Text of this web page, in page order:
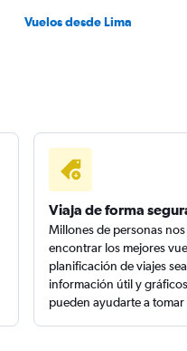
Vuelos desde Lima
Viaja de forma
Millones de personas
encontrar los mejores
planificación de viajes
información útil y
pueden ayudarte a tomar